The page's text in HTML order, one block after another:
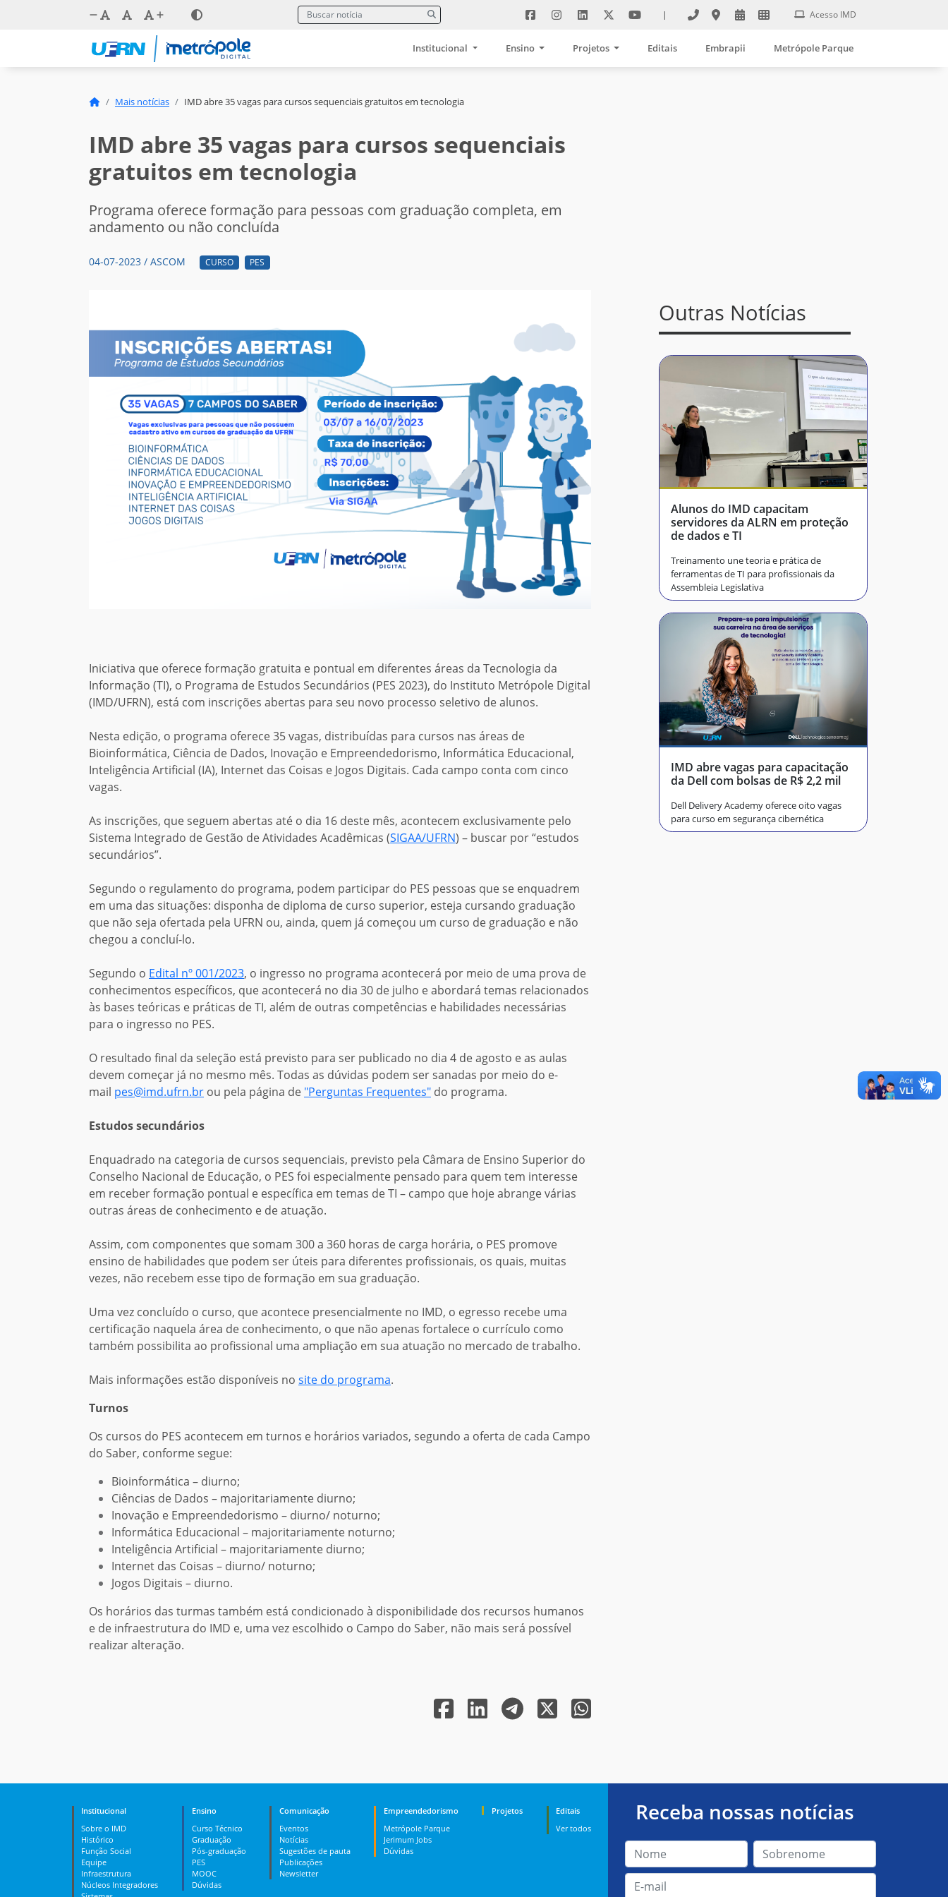
| Acesso IMD
Institucional Ensino Projetos Editais Embrapii Metrópole Parque
Mais notícias IMD abre 35 vagas para cursos sequenciais gratuitos em tecnologia
IMD abre 35 vagas para cursos sequenciais
gratuitos em tecnologia
Programa oferece formação para pessoas com graduação completa, em
andamento ou não concluída
04-07-2023 / ASCOM CURSO PES
Iniciativa que oferece formação gratuita e pontual em diferentes áreas da Tecnologia da
Informação (TI), o Programa de Estudos Secundários (PES 2023), do Instituto Metrópole Digital
(IMD/UFRN), está com inscrições abertas para seu novo processo seletivo de alunos.
Nesta edição, o programa oferece 35 vagas, distribuídas para cursos nas áreas de
Bioinformática, Ciência de Dados, Inovação e Empreendedorismo, Informática Educacional,
Inteligência Artificial (IA), Internet das Coisas e Jogos Digitais. Cada campo conta com cinco
vagas.
As inscrições, que seguem abertas até o dia 16 deste mês, acontecem exclusivamente pelo
Sistema Integrado de Gestão de Atividades Acadêmicas (SIGAA/UFRN) – buscar por “estudos
secundários”.
Segundo o regulamento do programa, podem participar do PES pessoas que se enquadrem
em uma das situações: disponha de diploma de curso superior, esteja cursando graduação
que não seja ofertada pela UFRN ou, ainda, quem já começou um curso de graduação e não
chegou a concluí-lo.
Segundo o Edital nº 001/2023, o ingresso no programa acontecerá por meio de uma prova de
conhecimentos específicos, que acontecerá no dia 30 de julho e abordará temas relacionados
às bases teóricas e práticas de TI, além de outras competências e habilidades necessárias
para o ingresso no PES.
O resultado final da seleção está previsto para ser publicado no dia 4 de agosto e as aulas
devem começar já no mesmo mês. Todas as dúvidas podem ser sanadas por meio do e-
mail pes@imd.ufrn.br ou pela página de "Perguntas Frequentes" do programa.
Estudos secundários
Enquadrado na categoria de cursos sequenciais, previsto pela Câmara de Ensino Superior do
Conselho Nacional de Educação, o PES foi especialmente pensado para quem tem interesse
em receber formação pontual e específica em temas de TI – campo que hoje abrange várias
outras áreas de conhecimento e de atuação.
Assim, com componentes que somam 300 a 360 horas de carga horária, o PES promove
ensino de habilidades que podem ser úteis para diferentes profissionais, os quais, muitas
vezes, não recebem esse tipo de formação em sua graduação.
Uma vez concluído o curso, que acontece presencialmente no IMD, o egresso recebe uma
certificação naquela área de conhecimento, o que não apenas fortalece o currículo como
também possibilita ao profissional uma ampliação em sua atuação no mercado de trabalho.
Mais informações estão disponíveis no site do programa.
Turnos
Os cursos do PES acontecem em turnos e horários variados, segundo a oferta de cada Campo
do Saber, conforme segue:
Bioinformática – diurno;
Ciências de Dados – majoritariamente diurno;
Inovação e Empreendedorismo – diurno/ noturno;
Informática Educacional – majoritariamente noturno;
Inteligência Artificial – majoritariamente diurno;
Internet das Coisas – diurno/ noturno;
Jogos Digitais – diurno.
Os horários das turmas também está condicionado à disponibilidade dos recursos humanos
e de infraestrutura do IMD e, uma vez escolhido o Campo do Saber, não mais será possível
realizar alteração.
Outras Notícias
Alunos do IMD capacitam
servidores da ALRN em proteção
de dados e TI
Treinamento une teoria e prática de
ferramentas de TI para profissionais da
Assembleia Legislativa
IMD abre vagas para capacitação
da Dell com bolsas de R$ 2,2 mil
Dell Delivery Academy oferece oito vagas
para curso em segurança cibernética
Institucional
Sobre o IMD
Histórico
Função Social
Equipe
Infraestrutura
Núcleos Integradores
Ensino
Curso Técnico
Graduação
Pós-graduação
PES
MOOC
Dúvidas
Comunicação
Eventos
Notícias
Sugestões de pauta
Publicações
Newsletter
Empreendedorismo
Metrópole Parque
Jerimum Jobs
Dúvidas
Projetos
Editais
Ver todos
Receba nossas notícias